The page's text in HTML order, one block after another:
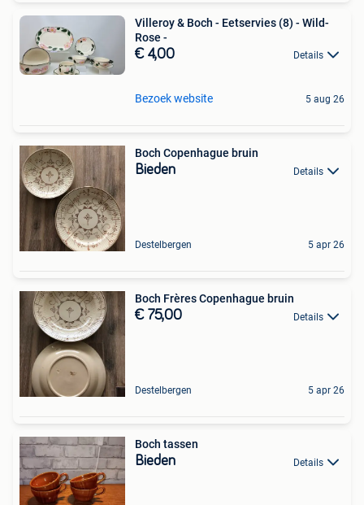
Villeroy & Boch - Eetservies (8) - Wild-
Rose -
€ 4,00 Details
Bezoek website 5 aug 26
Boch Copenhague bruin
Bieden Details
Destelbergen 5 apr 26
Boch Frères Copenhague bruin
€ 75,00 Details
Destelbergen 5 apr 26
Boch tassen
Bieden Details